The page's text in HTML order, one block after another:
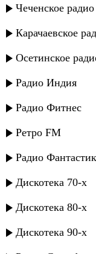
Чеченское радио
Карачаевское
Осетинское
Радио Индия
Радио Фитнес
Ретро FM
Радио
Дискотека 70-х
Дискотека 80-х
Дискотека 90-х
Абдула
Абдула
Абдула
Абдула
Абдула